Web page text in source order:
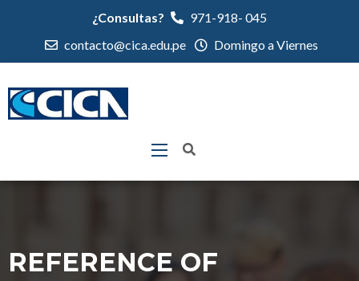
¿Consultas?
971-918- 045
contacto@cica.edu.pe
Domingo a Viernes
REFERENCE OF